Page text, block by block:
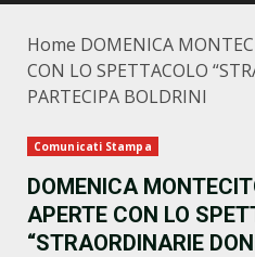
Home DOMENICA
CON LO SPETTACOLO
PARTECIPA BOLDRINI
Comunicati Stampa
DOMENICA
APERTE CON LO
“STRAORDINARIE